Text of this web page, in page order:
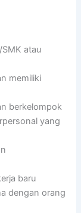
atau
memiliki
berkelompok
yang
baru
dengan orang